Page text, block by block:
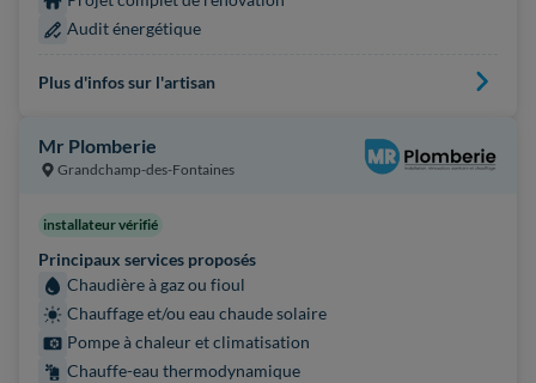
Audit énergétique
Plus d'infos sur l'artisan
Mr Plomberie
Grandchamp-des-Fontaines
installateur vérifié
Principaux services proposés
Chaudière à gaz ou fioul
Chauffage et/ou eau chaude solaire
Pompe à chaleur et climatisation
Chauffe-eau thermodynamique